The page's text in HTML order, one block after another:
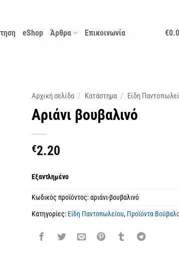
eShop Άρθρα Επικοινωνία €
Αρχική σελίδα / Κατάστημα / Είδη
Αριάνι βουβαλινό
€2.20
Εξαντλημένο
Κωδικός προϊόντος:αριάνι-βουβαλινό
Κατηγορίες: Είδη Παντοπωλείου, Προϊόντα